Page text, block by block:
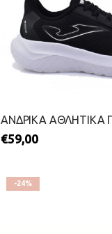
€59,00
-24%